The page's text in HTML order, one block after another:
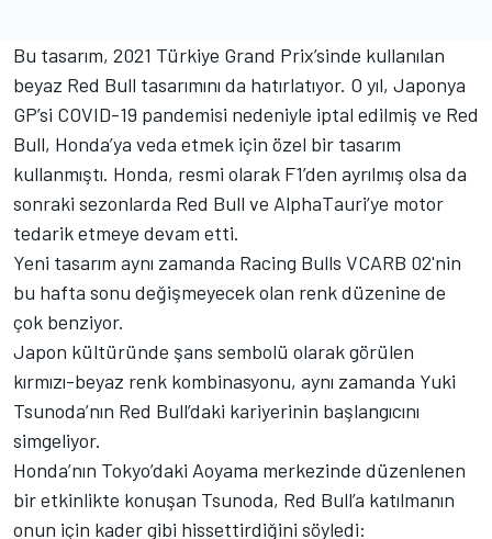
Bu tasarım, 2021 Türkiye Grand Prix’sinde kullanılan
beyaz Red Bull tasarımını da hatırlatıyor. O yıl, Japonya
GP’si COVID-19 pandemisi nedeniyle iptal edilmiş ve Red
Bull, Honda’ya veda etmek için özel bir tasarım
kullanmıştı. Honda, resmi olarak F1’den ayrılmış olsa da
sonraki sezonlarda Red Bull ve AlphaTauri’ye motor
tedarik etmeye devam etti.
Yeni tasarım aynı zamanda Racing Bulls VCARB 02'nin
bu hafta sonu değişmeyecek olan renk düzenine de
çok benziyor.
Japon kültüründe şans sembolü olarak görülen
kırmızı-beyaz renk kombinasyonu, aynı zamanda Yuki
Tsunoda’nın Red Bull’daki kariyerinin başlangıcını
simgeliyor.
Honda’nın Tokyo’daki Aoyama merkezinde düzenlenen
bir etkinlikte konuşan Tsunoda, Red Bull’a katılmanın
onun için kader gibi hissettirdiğini söyledi: